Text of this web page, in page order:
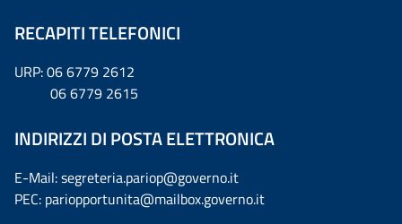
RECAPITI TELEFONICI
URP: 06 6779 2612
06 6779 2615
INDIRIZZI DI POSTA ELETTRONICA
E-Mail: segreteria.pariop@governo.it
PEC: pariopportunita@mailbox.governo.it